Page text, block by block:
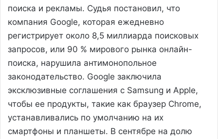
поиска и рекламы. Судья постановил, что
компания Google, которая ежедневно
регистрирует около 8,5 миллиарда поисковых
запросов, или 90 % мирового рынка онлайн-
поиска, нарушила антимонопольное
законодательство. Google заключила
эксклюзивные соглашения с Samsung и Apple,
чтобы ее продукты, такие как браузер Chrome,
устанавливались по умолчанию на их
смартфоны и планшеты. В сентябре на долю